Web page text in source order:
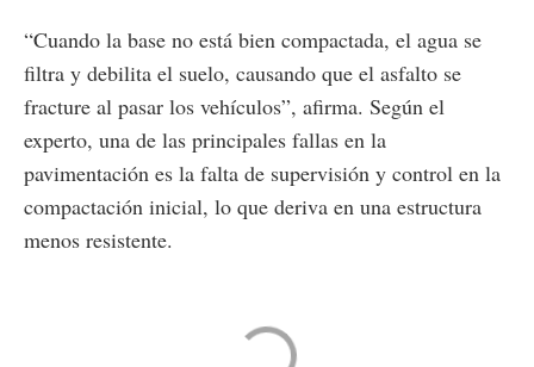
“Cuando la base no está bien compactada, el agua se
filtra y debilita el suelo, causando que el asfalto se
fracture al pasar los vehículos”, afirma. Según el
experto, una de las principales fallas en la
pavimentación es la falta de supervisión y control en la
compactación inicial, lo que deriva en una estructura
menos resistente​.